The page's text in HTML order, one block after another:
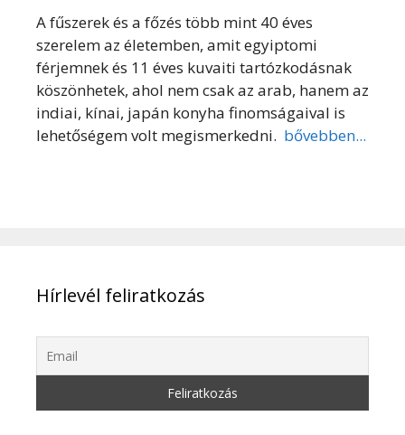
A fűszerek és a főzés több mint 40 éves
szerelem az életemben, amit egyiptomi
férjemnek és 11 éves kuvaiti tartózkodásnak
köszönhetek, ahol nem csak az arab, hanem az
indiai, kínai, japán konyha finomságaival is
lehetőségem volt megismerkedni. bővebben...
Hírlevél feliratkozás